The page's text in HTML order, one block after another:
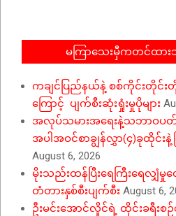
မကြာသေးမှီကတင်ထား
ကချင်ပြည်နယ်နဲ့ စစ်ကိုင်းတိုင်းတို့
ကြောင့် ပျက်စီးဆုံးရှုံးမှုပိုများ
အလုပ်သမားအရေးနဲ့သဘာဝပတ်
အပါအဝင်စာချွန်လွှာ(၄)ခုထိုင်း
August 6, 2026
မိုးသည်းထန်ပြီးရေကြီးရေလျှံမှု
တံတားနှစ်စီးပျက်စီး August 6,
ဦးမင်းအောင်လှိုင်ရဲ့ ထိုင်းခရီး